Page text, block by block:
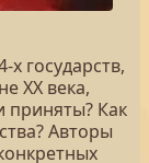
государств,
ХХ века,
приняты? Как
Авторы